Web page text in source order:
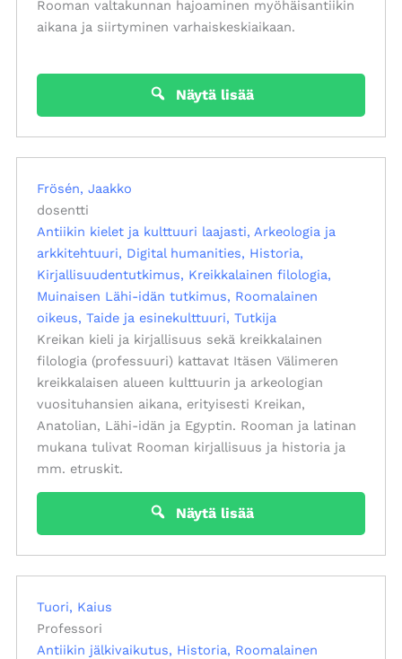
Rooman valtakunnan hajoaminen myöhäisantiikin
aikana ja siirtyminen varhaiskeskiaikaan.
Näytä lisää
Frösén, Jaakko
dosentti
Antiikin kielet ja kulttuuri laajasti Arkeologia ja
arkkitehtuuri
Digital humanities
Historia
Kirjallisuudentutkimus
Kreikkalainen filologia
Muinaisen Lähi-idän tutkimus
Roomalainen
oikeus Taide ja esinekulttuuri Tutkija
Kreikan kieli ja kirjallisuus sekä kreikkalainen
filologia (professuuri) kattavat Itäsen Välimeren
kreikkalaisen alueen kulttuurin ja arkeologian
vuosituhansien aikana, erityisesti Kreikan,
Anatolian, Lähi-idän ja Egyptin. Rooman ja latinan
mukana tulivat Rooman kirjallisuus ja historia ja
mm. etruskit.
Näytä lisää
Tuori, Kaius
Professori
Antiikin jälkivaikutus
Historia Roomalainen